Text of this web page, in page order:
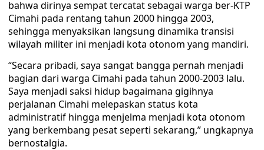
bahwa dirinya sempat tercatat sebagai warga ber-KTP
Cimahi pada rentang tahun 2000 hingga 2003,
sehingga menyaksikan langsung dinamika transisi
wilayah militer ini menjadi kota otonom yang mandiri.
“Secara pribadi, saya sangat bangga pernah menjadi
bagian dari warga Cimahi pada tahun 2000-2003 lalu.
Saya menjadi saksi hidup bagaimana gigihnya
perjalanan Cimahi melepaskan status kota
administratif hingga menjelma menjadi kota otonom
yang berkembang pesat seperti sekarang,” ungkapnya
bernostalgia.